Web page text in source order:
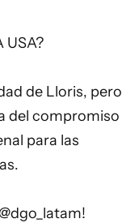
USA?
de Lloris, pero
del compromiso
para las
@dgo_latam!